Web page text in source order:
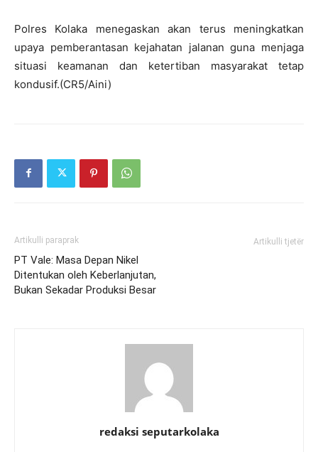
Polres Kolaka menegaskan akan terus meningkatkan
upaya pemberantasan kejahatan jalanan guna menjaga
situasi keamanan dan ketertiban masyarakat tetap
kondusif.(CR5/Aini)
Artikulli paraprak
PT Vale: Masa Depan Nikel
Ditentukan oleh Keberlanjutan,
Bukan Sekadar Produksi Besar
Artikulli tjetër
redaksi seputarkolaka